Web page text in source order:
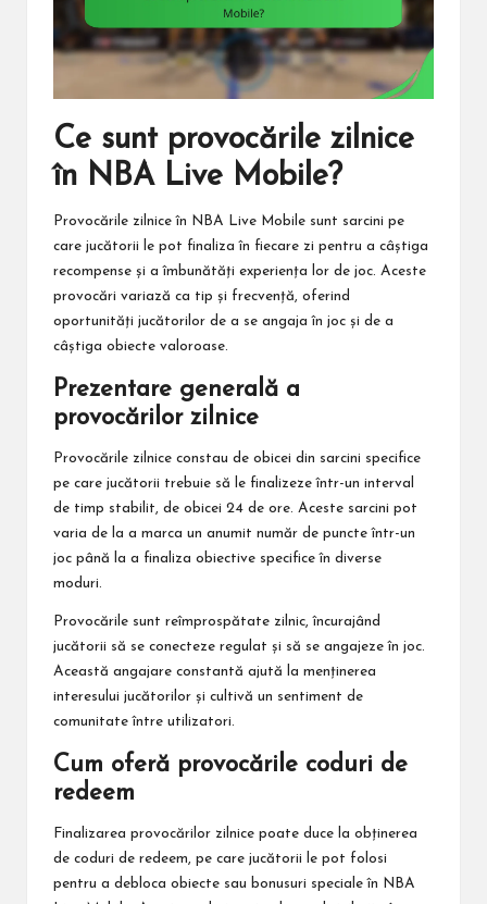
Ce sunt provocările zilnice
în NBA Live Mobile?
Provocările zilnice în NBA Live Mobile sunt sarcini pe
care jucătorii le pot finaliza în fiecare zi pentru a câștiga
recompense și a îmbunătăți experiența lor de joc. Aceste
provocări variază ca tip și frecvență, oferind
oportunități jucătorilor de a se angaja în joc și de a
câștiga obiecte valoroase.
Prezentare generală a
provocărilor zilnice
Provocările zilnice constau de obicei din sarcini specifice
pe care jucătorii trebuie să le finalizeze într-un interval
de timp stabilit, de obicei 24 de ore. Aceste sarcini pot
varia de la a marca un anumit număr de puncte într-un
joc până la a finaliza obiective specifice în diverse
moduri.
Provocările sunt reîmprospătate zilnic, încurajând
jucătorii să se conecteze regulat și să se angajeze în joc.
Această angajare constantă ajută la menținerea
interesului jucătorilor și cultivă un sentiment de
comunitate între utilizatori.
Cum oferă provocările coduri de
redeem
Finalizarea provocărilor zilnice poate duce la obținerea
de coduri de redeem, pe care jucătorii le pot folosi
pentru a debloca obiecte sau bonusuri speciale în NBA